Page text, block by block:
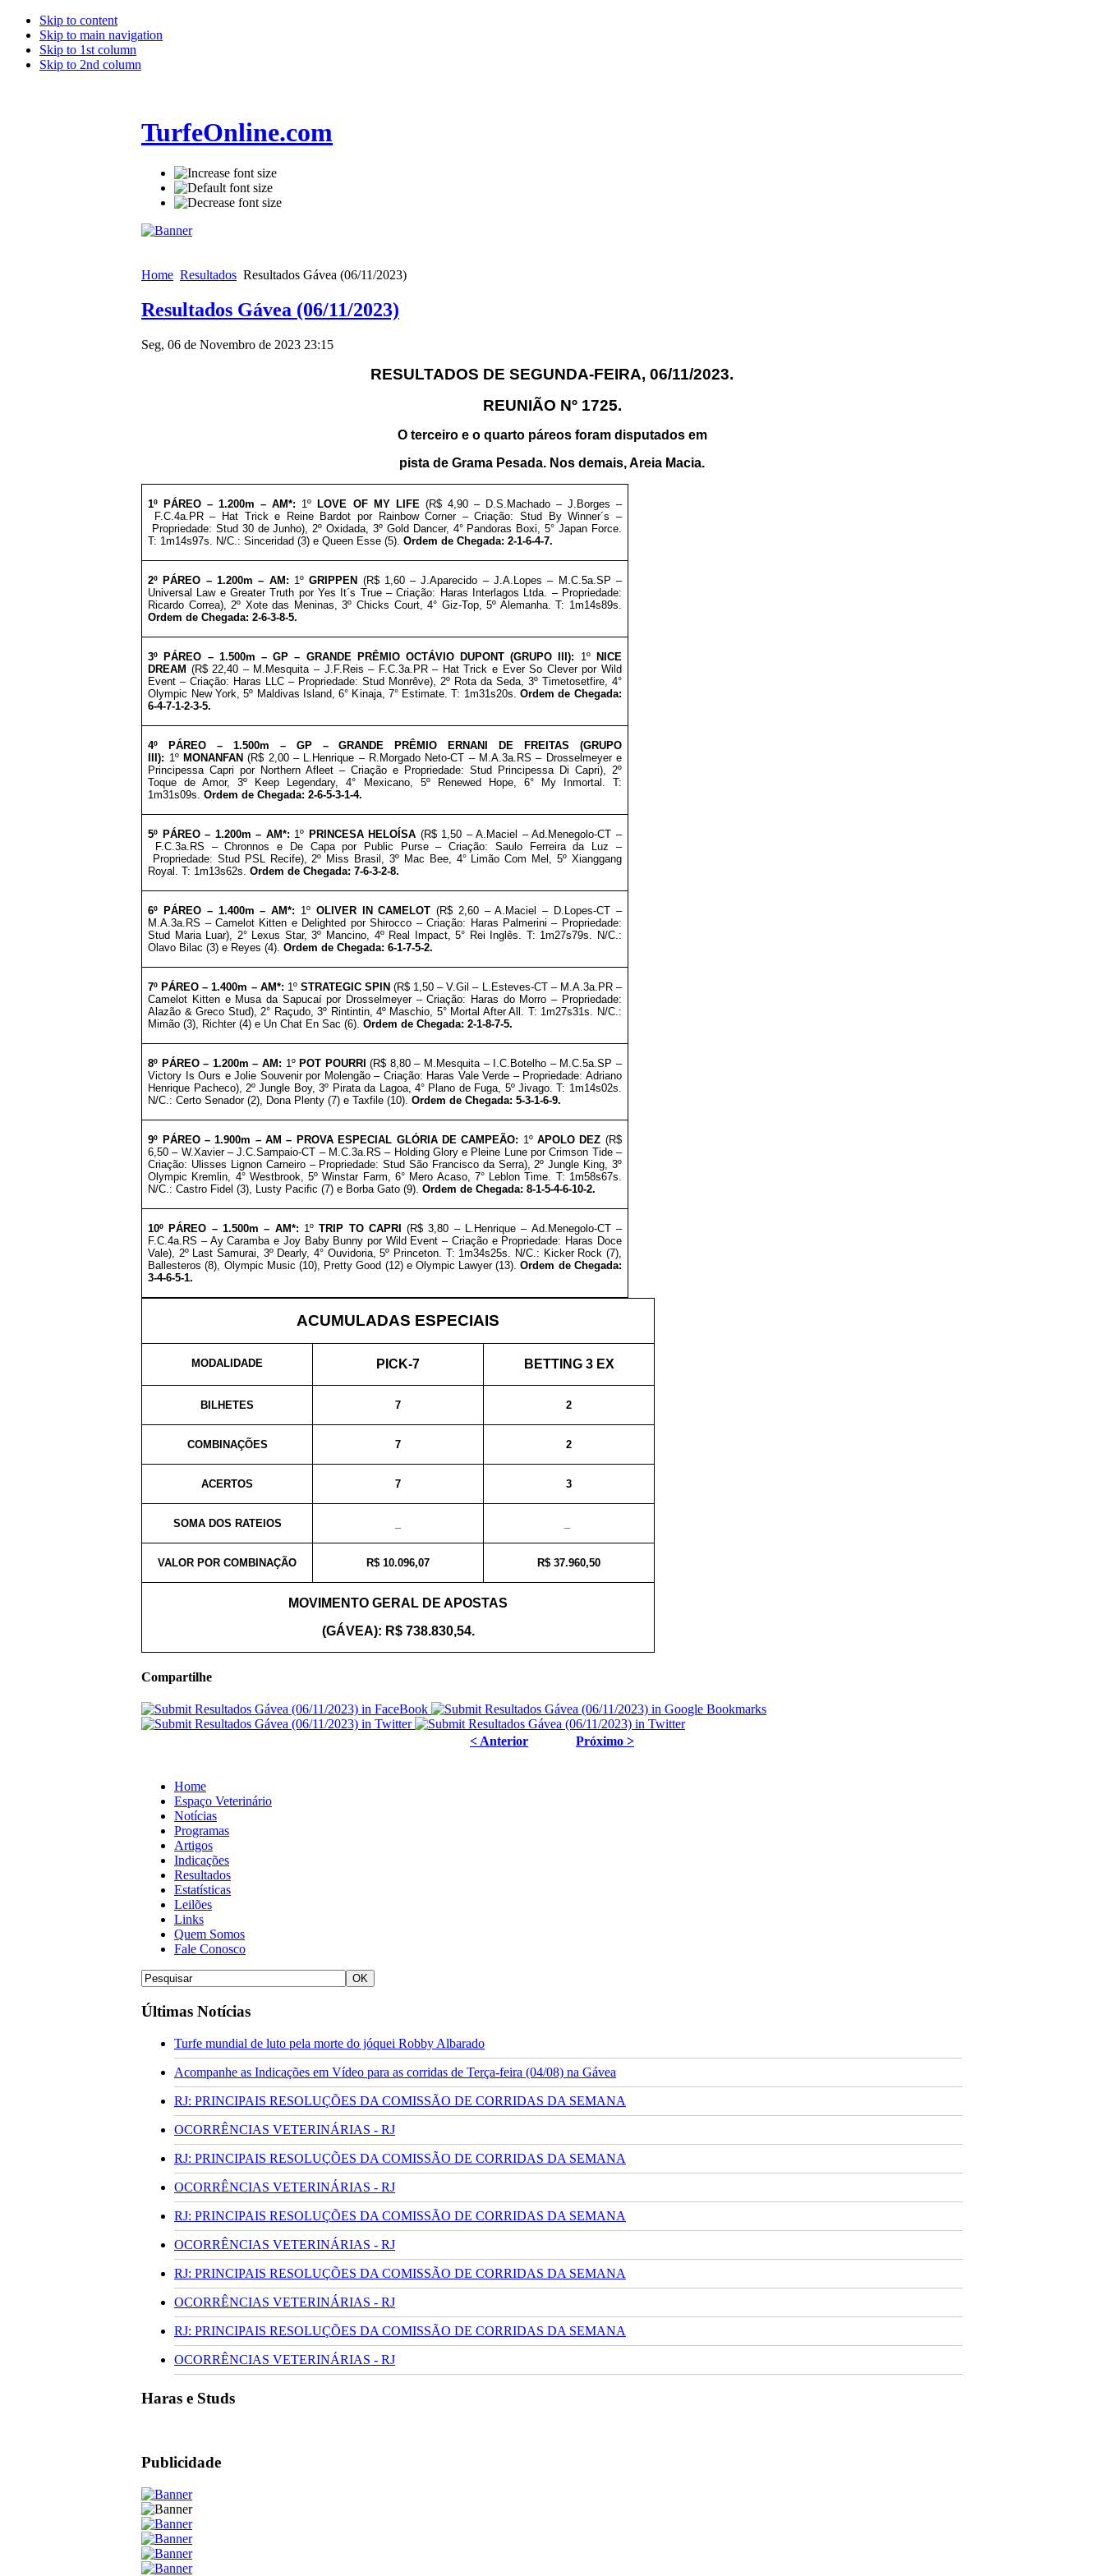
Skip to content
Skip to main navigation
Skip to 1st column
Skip to 2nd column
TurfeOnline.com
Home Resultados Resultados Gávea (06/11/2023)
Resultados Gávea (06/11/2023)
Seg, 06 de Novembro de 2023 23:15
RESULTADOS DE SEGUNDA-FEIRA, 06/11/2023.
REUNIÃO Nº 1725.
O terceiro e o quarto páreos foram disputados em
pista de Grama Pesada. Nos demais, Areia Macia.
1º PÁREO – 1.200m – AM*: 1º LOVE OF MY LIFE (R$ 4,90 – D.S.Machado – J.Borges –
F.C.4a.PR – Hat Trick e Reine Bardot por Rainbow Corner – Criação: Stud By Winner´s –
Propriedade: Stud 30 de Junho) , 2º Oxidada, 3º Gold Dancer, 4° Pandoras Boxi, 5° Japan Force.
T: 1m14s97s. N/C.: Sinceridad (3) e Queen Esse (5).Ordem de Chegada: 2-1-6-4-7.
2º PÁREO – 1.200m – AM: 1ºGRIPPEN (R$ 1,60 – J.Aparecido – J.A.Lopes – M .C.5a.SP –
Universal Law e Greater Truth por Yes It´s True – Criação: Haras Interlagos Ltda.
– Propriedade:
Ricardo Correa), 2º Xote das Meninas, 3º Chicks Court, 4° Giz-Top, 5º Alemanha. T: 1m14s89s.
Ordem de Chegada: 2-6-3-8-5.
3º PÁREO – 1.500m – GP – GRANDE PRÊMIO OCTÁVIO DUPONT (GRUPO III): 1ºNICE
DREAM (R$ 22,40 – M.Mesquita – J.F.Reis – F.C.3a.PR – Hat Trick e Ever So Clever por Wild
Event – Criação: Haras LLC – Propriedade: Stud Monrêve) , 2º Rota da Seda, 3º Timetosetfire, 4°
Olympic New York, 5º Maldivas Island, 6° Kinaja, 7° Estimate. T: 1m31s20s.Ordem de Chegada:
6-4-7-1-2-3-5.
4º PÁREO – 1.500m – GP– GRANDE PRÊMIO ERNANI DE FREITAS (GRUPO
III): 1ºMONANFAN(R$ 2,00 – L.Henrique – R.Morgado Neto-CT – M .A.3a.RS – Drosselmeyer e
Principessa Capri por Northern Afleet – Criação e Propriedade: Stud Principessa Di Capri), 2º
Toque de Amor, 3º Keep Legendary, 4° Mexicano, 5º Renewed Hope, 6° My Inmortal. T:
1m31s09s.Ordem de Chegada: 2-6-5-3-1-4.
5º PÁREO – 1.200m – AM*: 1º PRINCESA HELOÍSA (R$ 1,50 – A.Maciel – Ad.Menegolo-CT –
F.C.3a.RS – Chronnos e De Capa por Public Purse – Criação: Saulo Ferreira da Luz –
Propriedade: Stud PSL Recife), 2º Miss Brasil, 3º Mac Bee, 4° Limão Com Mel, 5º Xianggang
Royal. T: 1m13s62s.Ordem de Chegada: 7-6-3-2-8.
6º PÁREO – 1.400m – AM*: 1ºOLIVER IN CAMELOT(R$ 2,60 – A.Maciel – D.Lopes-CT –
M.A.3a.RS – Camelot Kitten e Delighted por Shirocco – Criação: Haras Palmerini– Propriedade:
Stud Maria Luar) , 2° Lexus Star,3º Mancino, 4º Real Impact, 5° Rei Inglês. T: 1m27s79s. N/C.:
Olavo Bilac (3) e Reyes (4).Ordem de Chegada: 6-1-7-5-2.
7º PÁREO –1.400m – AM*: 1ºSTRATEGIC SPIN(R$ 1,50 – V.Gil – L.Esteves-CT – M.A.3a.PR –
Camelot Kitten e Musa da Sapucaí por Drosselmeyer – Criação: Haras do Morro– Propriedade:
Alazão & Greco Stud), 2° Raçudo,3º Rintintin, 4º Maschio, 5° Mortal After All. T: 1m27s31s. N/C.:
Mimão (3), Richter (4) e Un Chat En Sac (6).Ordem de Chegada: 2-1-8-7-5.
8º PÁREO – 1.200m – AM: 1ºPOT POURRI(R$ 8,80 – M.Mesquita – I.C.Botelho – M .C.5a.SP –
Victory Is Ours e Jolie Souvenir por Molengão – Criação: Haras Vale Verde – Propriedade: Adriano
Henrique Pacheco), 2º Jungle Boy, 3º Pirata da Lagoa, 4° Plano de Fuga, 5º Jivago. T: 1m14s02s.
N/C.: Certo Senador (2), Dona Plenty (7) e Taxfile (10).Ordem de Chegada: 5-3-1-6-9.
9º PÁREO –1.900m – AM – PROVA ESPECIAL GLÓRIA DE CAMPEÃO: 1ºAPOLO DEZ (R$
6,50 – W.Xavier – J.C.Sampaio-CT – M.C.3a.RS – Holding Glory e Pleine Lune por Crimson Tide –
Criação: Ulisses Lignon Carneiro– Propriedade: Stud São Francisco da Serra), 2º Jungle King, 3º
Olympic Kremlin, 4° Westbrook, 5º Winstar Farm, 6° Mero Acaso, 7° Leblon Time. T: 1m58s67s.
N/C.: Castro Fidel (3), Lusty Pacific (7) e Borba Gato (9).Ordem de Chegada: 8-1-5-4-6-10-2.
10º PÁREO –1.500m – AM*: 1ºTRIP TO CAPRI(R$ 3,80 – L.Henrique – Ad.Menegolo-CT –
F.C.4a.RS – Ay Caramba e Joy Baby Bunny por Wild Event – Criação e Propriedade: Haras Doce
Vale) , 2º Last Samurai, 3º Dearly, 4° Ouvidoria, 5º Princeton. T: 1m34s25s. N/C.: Kicker Rock (7),
Ballesteros (8), Olympic Music (10), Pretty Good (12) e Olympic Lawyer (13).Ordem de Chegada:
3-4-6-5-1.
ACUMULADAS ESPECIAIS
MODALIDADE PICK-7 BETTING 3 EX
BILHETES 7 2
COMBINAÇÕES 7 2
ACERTOS 7 3
SOMA DOS RATEIOS
VALOR POR COMBINAÇÃO R$ 10.096,07 R$ 37.960,50
MOVIMENTO GERAL DE APOSTAS
(GÁVEA): R$ 738.830,54.
Compartilhe
< Anterior Próximo >
Home
Espaço Veterinário
Notícias
Programas
Artigos
Indicações
Resultados
Estatísticas
Leilões
Links
Quem Somos
Fale Conosco
Últimas Notícias
Turfe mundial de luto pela morte do jóquei Robby Albarado
Acompanhe as Indicações em Vídeo para as corridas de Terça-feira (04/08) na Gávea
RJ: PRINCIPAIS RESOLUÇÕES DA COMISSÃO DE CORRIDAS DA SEMANA
OCORRÊNCIAS VETERINÁRIAS - RJ
RJ: PRINCIPAIS RESOLUÇÕES DA COMISSÃO DE CORRIDAS DA SEMANA
OCORRÊNCIAS VETERINÁRIAS - RJ
RJ: PRINCIPAIS RESOLUÇÕES DA COMISSÃO DE CORRIDAS DA SEMANA
OCORRÊNCIAS VETERINÁRIAS - RJ
RJ: PRINCIPAIS RESOLUÇÕES DA COMISSÃO DE CORRIDAS DA SEMANA
OCORRÊNCIAS VETERINÁRIAS - RJ
RJ: PRINCIPAIS RESOLUÇÕES DA COMISSÃO DE CORRIDAS DA SEMANA
OCORRÊNCIAS VETERINÁRIAS - RJ
Haras e Studs
Publicidade